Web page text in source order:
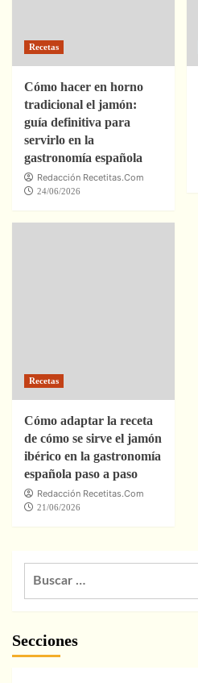
Recetas
Cómo hacer en horno
tradicional el jamón:
guía definitiva para
servirlo en la
gastronomía española
Redacción Recetitas.Com
24/06/2026
Recetas
Cómo adaptar la receta
de cómo se sirve el jamón
ibérico en la gastronomía
española paso a paso
Redacción Recetitas.Com
21/06/2026
Secciones